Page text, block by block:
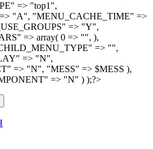
=> "top1",
"A", "MENU_CACHE_TIME" =>
=> "Y",
=> array( 0 => "", ),
=> "",
=> "N",
=> "N", "MESS" => $MESS ),
=> "N" ) );?>